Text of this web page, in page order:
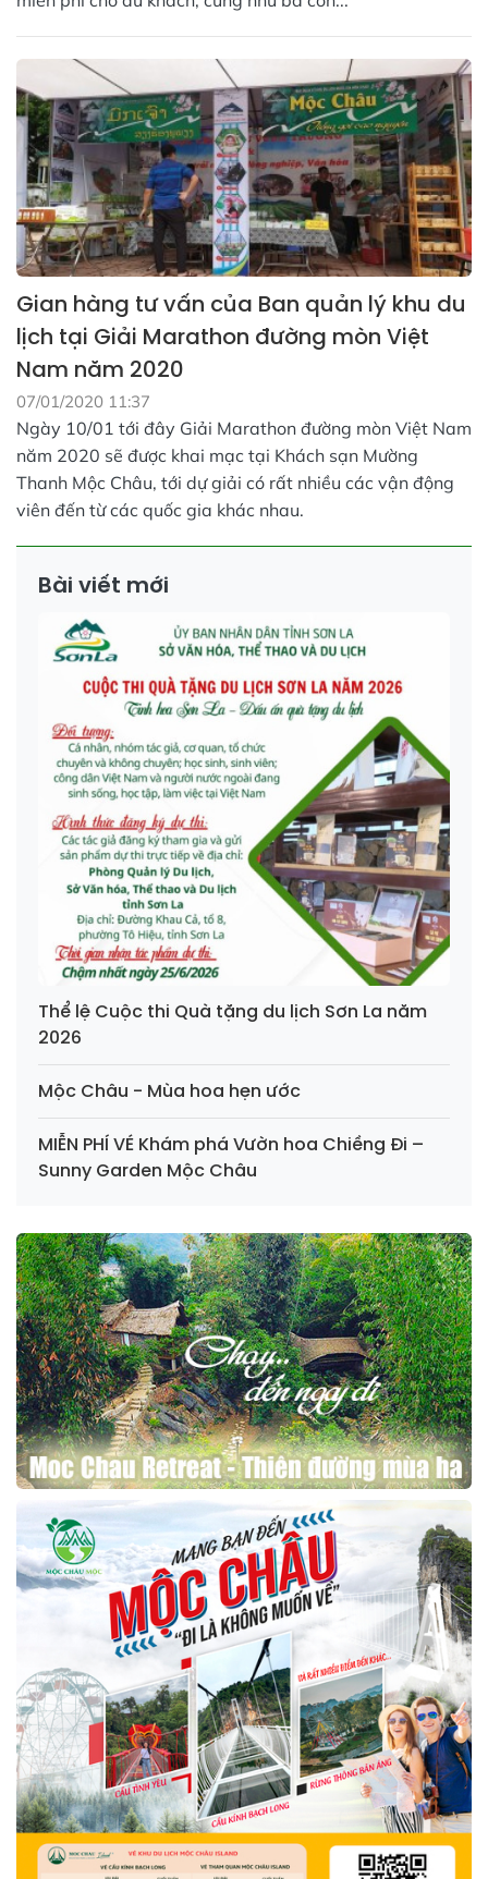
Gian hàng tư vấn của Ban quản lý khu du
lịch tại Giải Marathon đường mòn Việt
Nam năm 2020
07/01/2020 11:37
Ngày 10/01 tới đây Giải Marathon đường mòn Việt Nam
năm 2020 sẽ được khai mạc tại Khách sạn Mường
Thanh Mộc Châu, tới dự giải có rất nhiều các vận động
viên đến từ các quốc gia khác nhau.
Bài viết mới
Thể lệ Cuộc thi Quà tặng du lịch Sơn La năm
2026
Mộc Châu - Mùa hoa hẹn ước
MIỄN PHÍ VÉ Khám phá Vườn hoa Chiềng Đi –
Sunny Garden Mộc Châu